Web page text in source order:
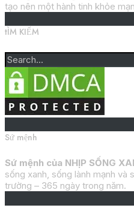
tạo nên một hành tinh khỏe
tÌM KIẾM
Sứ mệnh
Sứ mệnh của NHỊP SỐNG
sống xanh, sống lành mạnh và
trường – 365 ngày trong năm.